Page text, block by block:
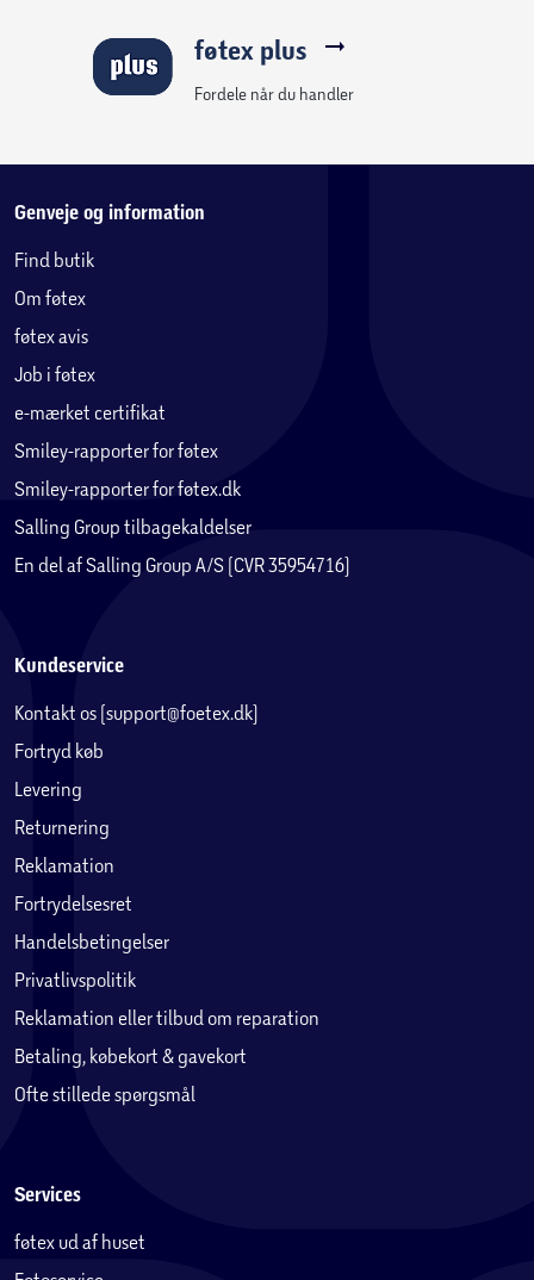
føtex plus
Fordele når du handler
Genveje og information
Find butik
Om føtex
føtex avis
Job i føtex
e-mærket certifikat
Smiley-rapporter for føtex
Smiley-rapporter for føtex.dk
Salling Group tilbagekaldelser
En del af Salling Group A/S (CVR 35954716)
Kundeservice
Kontakt os (support@foetex.dk)
Fortryd køb
Levering
Returnering
Reklamation
Fortrydelsesret
Handelsbetingelser
Privatlivspolitik
Reklamation eller tilbud om reparation
Betaling, købekort & gavekort
Ofte stillede spørgsmål
Services
føtex ud af huset